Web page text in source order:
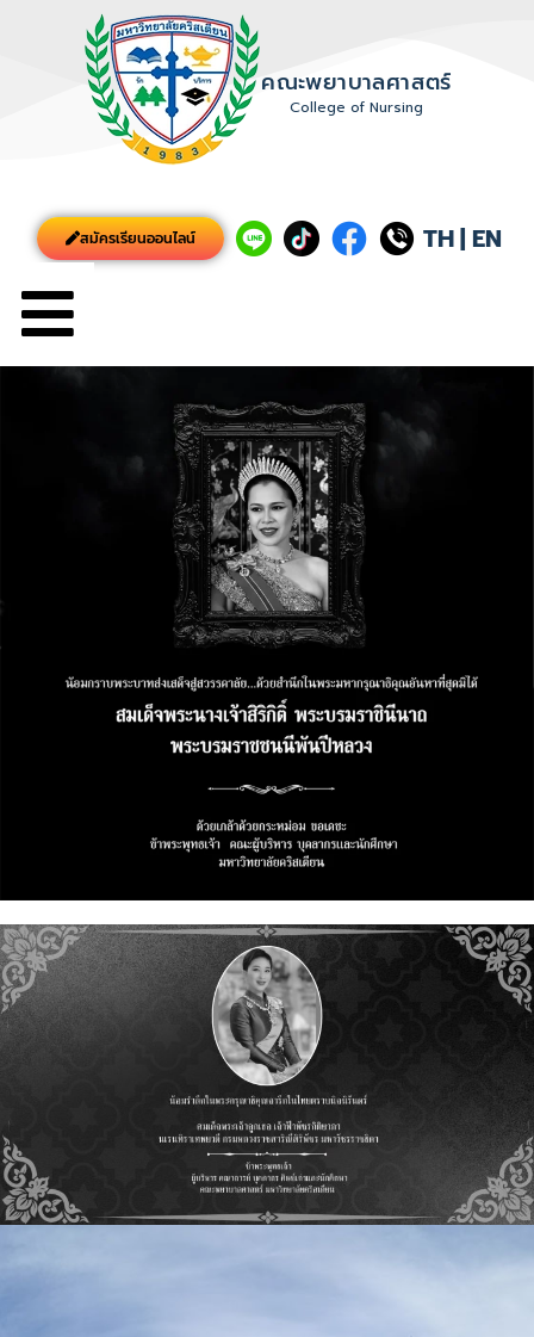
คณะพยาบาลศาสตร์
College of Nursing
สมัครเรียนออนไลน์ TH| EN